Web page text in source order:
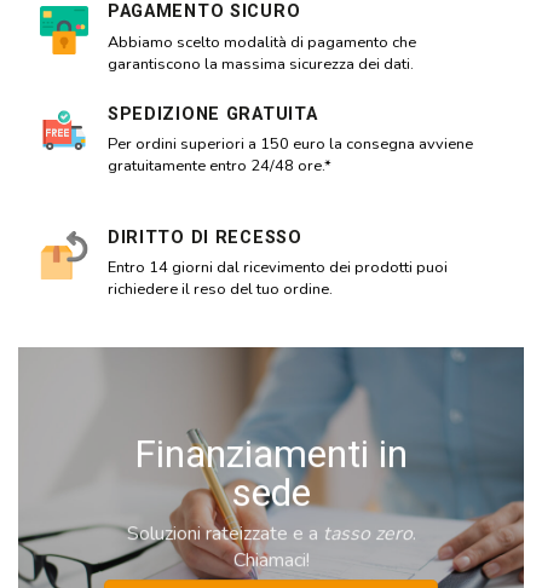
PAGAMENTO SICURO
Abbiamo scelto modalità di pagamento che
garantiscono la massima sicurezza dei dati.
SPEDIZIONE GRATUITA
Per ordini superiori a 150 euro la consegna avviene
gratuitamente entro 24/48 ore.*
DIRITTO DI RECESSO
Entro 14 giorni dal ricevimento dei prodotti puoi
richiedere il reso del tuo ordine.
Finanziamenti in
sede
Soluzioni rateizzate e a tasso zero.
Chiamaci!